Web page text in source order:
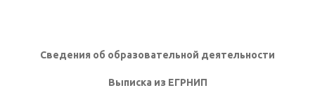
Сведения об образовательной деятельности
Выписка из ЕГРНИП